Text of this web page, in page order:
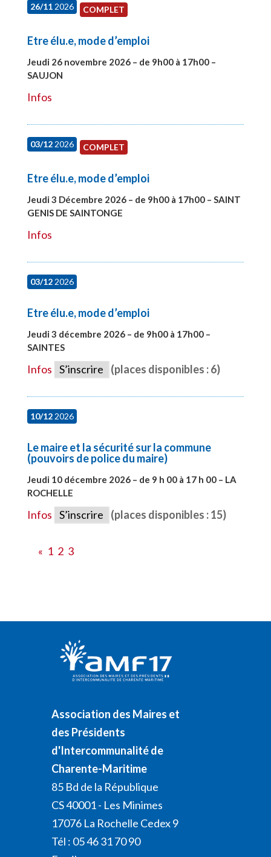
26/112026 COMPLET
Etre élu.e, mode d’emploi
Jeudi 26 novembre 2026 – de 9h00 à 17h00 –
SAUJON
Infos
03/122026 COMPLET
Etre élu.e, mode d’emploi
Jeudi 3 Décembre 2026 – de 9h00 à 17h00 – SAINT
GENIS DE SAINTONGE
Infos
03/122026
Etre élu.e, mode d’emploi
Jeudi 3 décembre 2026 – de 9h00 à 17h00 –
SAINTES
Infos S’inscrire (places disponibles : 6)
10/122026
Le maire et la sécurité sur la commune
(pouvoirs de police du maire)
Jeudi 10 décembre 2026 – de 9 h 00 à 17 h 00 – LA
ROCHELLE
Infos S’inscrire (places disponibles : 15)
« 1 2 3
Association des Maires et
des Présidents
d'Intercommunalité de
Charente-Maritime
85 Bd de la République
CS 40001 - Les Minimes
17076 La Rochelle Cedex 9
Tél : 05 46 31 70 90